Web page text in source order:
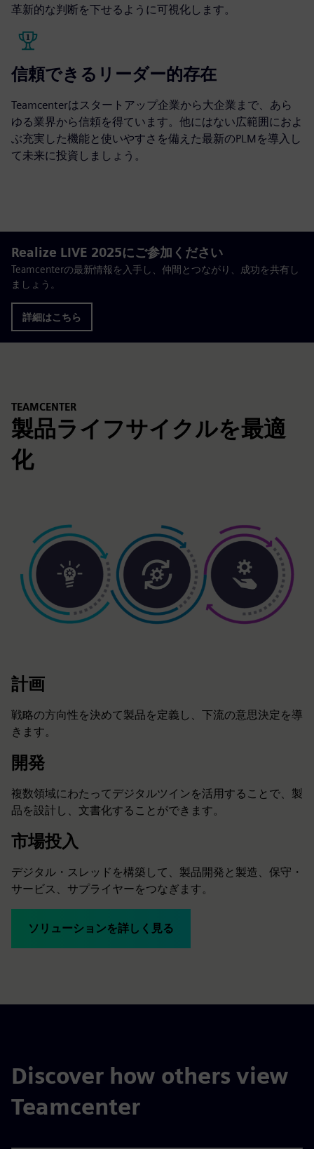
革新的な判断を下せるように可視化します。
信頼できるリーダー的存在
Teamcenterはスタートアップ企業から大企業まで、あら
ゆる業界から信頼を得ています。他にはない広範囲におよ
ぶ充実した機能と使いやすさを備えた最新のPLMを導入し
て未来に投資しましょう。
Realize LIVE 2025にご参加ください
Teamcenterの最新情報を入手し、仲間とつながり、成功を共有し
ましょう。
詳細はこちら
TEAMCENTER
製品ライフサイクルを最適
化
計画
戦略の方向性を決めて製品を定義し、下流の意思決定を導
きます。
開発
複数領域にわたってデジタルツインを活用することで、製
品を設計し、文書化することができます。
市場投入
デジタル・スレッドを構築して、製品開発と製造、保守・
サービス、サプライヤーをつなぎます。
ソリューションを詳しく見る
Discover how others view
Teamcenter